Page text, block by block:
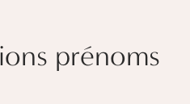
prénoms